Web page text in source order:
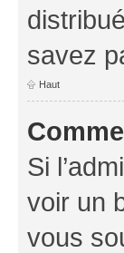
savez
Haut
Si
voir un
vous